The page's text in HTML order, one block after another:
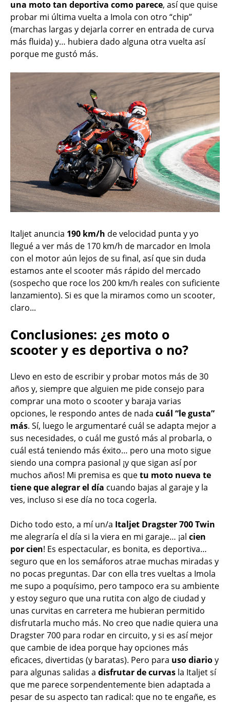
una moto tan deportiva como parece, así que quise
probar mi última vuelta a Imola con otro “chip”
(marchas largas y dejarla correr en entrada de curva
más fluida) y… hubiera dado alguna otra vuelta así
porque me gustó más.
Italjet anuncia 190 km/h de velocidad punta y yo
llegué a ver más de 170 km/h de marcador en Imola
con el motor aún lejos de su final, así que sin duda
estamos ante el scooter más rápido del mercado
(sospecho que roce los 200 km/h reales con suficiente
lanzamiento). Si es que la miramos como un scooter,
claro...
Conclusiones: ¿es moto o
scooter y es deportiva o no?
Llevo en esto de escribir y probar motos más de 30
años y, siempre que alguien me pide consejo para
comprar una moto o scooter y baraja varias
opciones, le respondo antes de nada cuál “le gusta”
más. Sí, luego le argumentaré cuál se adapta mejor a
sus necesidades, o cuál me gustó más al probarla, o
cuál está teniendo más éxito… pero una moto sigue
siendo una compra pasional ¡y que sigan así por
muchos años! Mi premisa es quetu moto nueva te
tiene que alegrar el día cuando bajas al garaje y la
ves, incluso si ese día no toca cogerla.
Dicho todo esto, a mí un/a Italjet Dragster 700 Twin
me alegraría el día si la viera en mi garaje… ¡al cien
por cien! Es espectacular, es bonita, es deportiva…
seguro que en los semáforos atrae muchas miradas y
no pocas preguntas. Dar con ella tres vueltas a Imola
me supo a poquísimo, pero tampoco era su ambiente
y estoy seguro que una rutita con algo de ciudad y
unas curvitas en carretera me hubieran permitido
disfrutarla mucho más. No creo que nadie quiera una
Dragster 700 para rodar en circuito, y si es así mejor
que cambie de idea porque hay opciones más
eficaces, divertidas (y baratas). Pero para uso diarioy
para algunas salidas a disfrutar de curvas la Italjet sí
que me parece sorpendentemente bien adaptada a
pesar de su aspecto tan radical: que no te engañe, es